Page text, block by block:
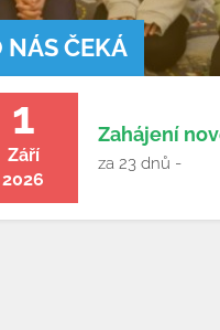
NÁS ČEKÁ
1
Září
2026
Zahájení
za 23 dnů -